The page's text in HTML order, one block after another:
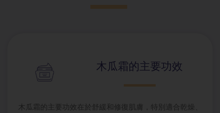
木瓜霜的主要功效
木瓜霜的主要功效在於舒緩和修復肌膚，特別適合乾燥、